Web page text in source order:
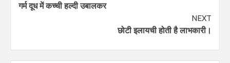
Reading
गर्म दूध में कच्ची हल्दी उबालकर
NEXT
छोटी इलायची होती है लाभकारी।